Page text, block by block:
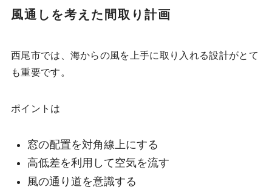
風通しを考えた間取り計画
西尾市では、海からの風を上手に取り入れる設計がとて
も重要です。
ポイントは
窓の配置を対角線上にする
高低差を利用して空気を流す
風の通り道を意識する